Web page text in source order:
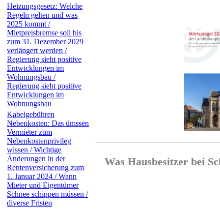
Heizungsgesetz: Welche
Regeln gelten und was
2025 kommt /
Mietpreisbremse soll bis
zum 31. Dezember 2029
verlängert werden /
Regierung sieht positive
Entwicklungen im
Wohnungsbau /
Regierung sieht positive
Entwicklungen im
Wohnungsbau
Kabelgebühren
Nebenkosten: Das ümssen
Vermieter zum
Nebenkostenprivileg
wissen / Wichtige
Änderungen in der
Rentenversicherung zum
1. Januar 2024 / Wann
Mieter und Eigentümer
Schnee schippen müssen /
diverse Fristen
Was Hausbesitzer bei